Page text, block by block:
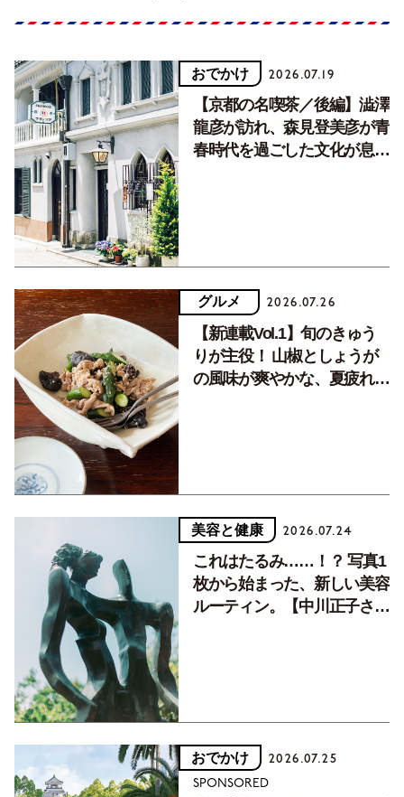
おでかけ 2026.07.19
【京都の名喫茶／後編】澁澤
龍彦が訪れ、森見登美彦が青
春時代を過ごした文化が息づ
グルメ 2026.07.26
【新連載Vol.1】旬のきゅう
りが主役！ 山椒としょうが
の風味が爽やかな、夏疲れを
美容と健康 2026.07.24
これはたるみ……！？ 写真1
枚から始まった、新しい美容
ルーティン。【中川正子さん
おでかけ 2026.07.25
SPONSORED